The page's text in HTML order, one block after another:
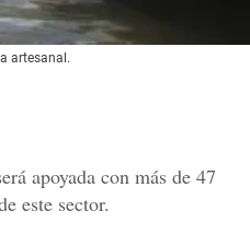
artesanal.
apoyada con más de 47
este sector.